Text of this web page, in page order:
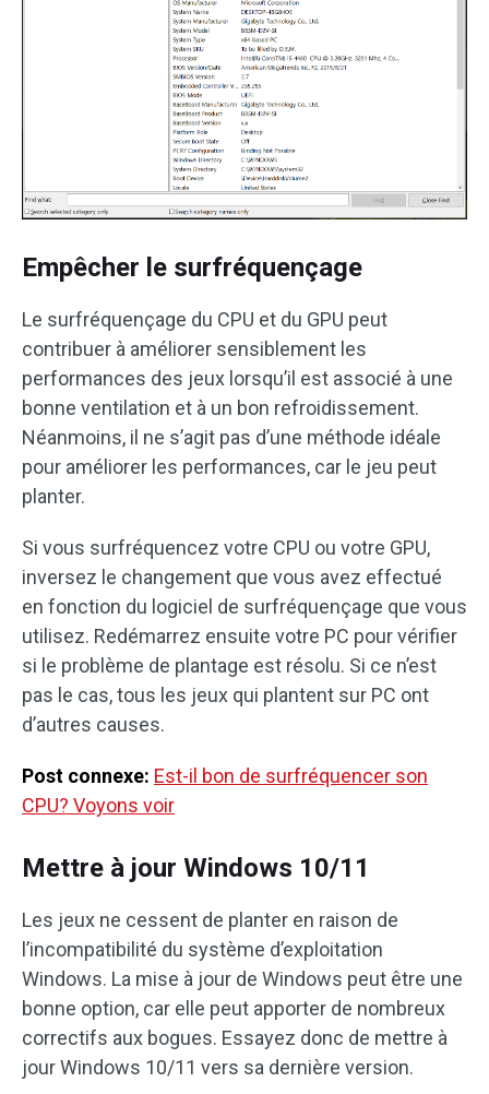
Empêcher le surfréquençage
Le surfréquençage du CPU et du GPU peut
contribuer à améliorer sensiblement les
performances des jeux lorsqu’il est associé à une
bonne ventilation et à un bon refroidissement.
Néanmoins, il ne s’agit pas d’une méthode idéale
pour améliorer les performances, car le jeu peut
planter.
Si vous surfréquencez votre CPU ou votre GPU,
inversez le changement que vous avez effectué
en fonction du logiciel de surfréquençage que vous
utilisez. Redémarrez ensuite votre PC pour vérifier
si le problème de plantage est résolu. Si ce n’est
pas le cas, tous les jeux qui plantent sur PC ont
d’autres causes.
Post connexe: Est-il bon de surfréquencer son
CPU? Voyons voir
Mettre à jour Windows 10/11
Les jeux ne cessent de planter en raison de
l’incompatibilité du système d’exploitation
Windows. La mise à jour de Windows peut être une
bonne option, car elle peut apporter de nombreux
correctifs aux bogues. Essayez donc de mettre à
jour Windows 10/11 vers sa dernière version.